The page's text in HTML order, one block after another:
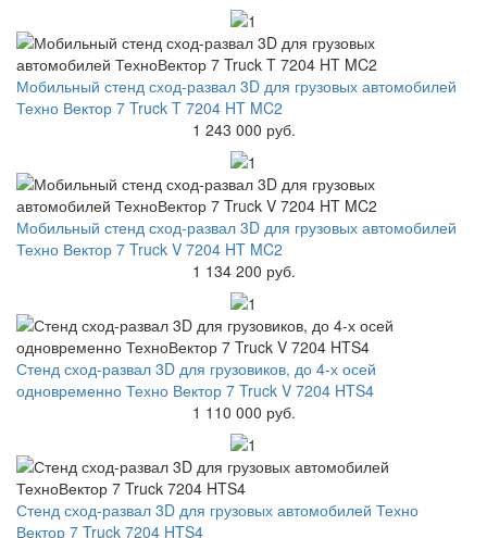
Мобильный стенд сход-развал 3D для грузовых автомобилей
Техно Вектор 7 Truck T 7204 HT MC2
1 243 000 руб.
Мобильный стенд сход-развал 3D для грузовых автомобилей
Техно Вектор 7 Truck V 7204 HT MC2
1 134 200 руб.
Стенд сход-развал 3D для грузовиков, до 4-х осей
одновременно Техно Вектор 7 Truck V 7204 HTS4
1 110 000 руб.
Стенд сход-развал 3D для грузовых автомобилей Техно
Вектор 7 Truck 7204 HTS4